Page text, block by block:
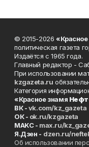
© 2015-2026
политическая газета
Издаётся с 1965 года.
Главный редактор -
При использовании
kzgazeta.ru
Категория
«Красное знамя
ВК -vk.com/kz_gazeta
ОК - ok.ru/kzgazeta
MAKC - max.ru/
Я.Дзен - dzen.ru/
Об использовании